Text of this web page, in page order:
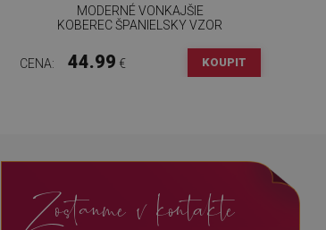
MODERNÉ VONKAJŠIE
KOBEREC ŠPANIELSKY VZOR
CENA: 44.99 € KOUPIT
Zostanme v kontakte